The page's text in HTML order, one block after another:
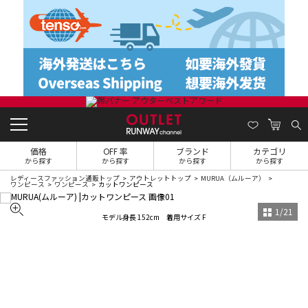
価格
から探す
OFF 率
から探す
ブランド
から探す
カテゴリ
から探す
レディースファッション通販トップ アウトレットトップ MURUA（ムルーア）
ワンピース ワンピース カットワンピース
モデル身長 152cm 着用サイズ F 1 /21